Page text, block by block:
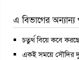
এ বিভাগের
চতুর্থ বিয়ে কবে
একই সময়ে সৌদির